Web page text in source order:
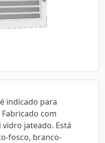
indicado para
com
jateado. Está
fosco, branco-